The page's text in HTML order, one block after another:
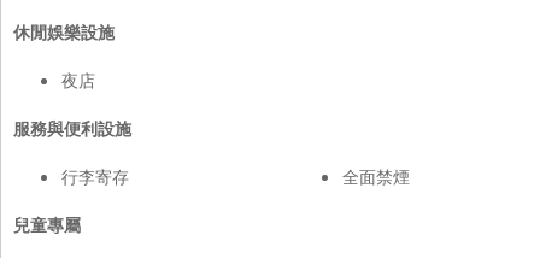
休閒娛樂設施
夜店
服務與便利設施
行李寄存
全面禁煙
兒童專屬